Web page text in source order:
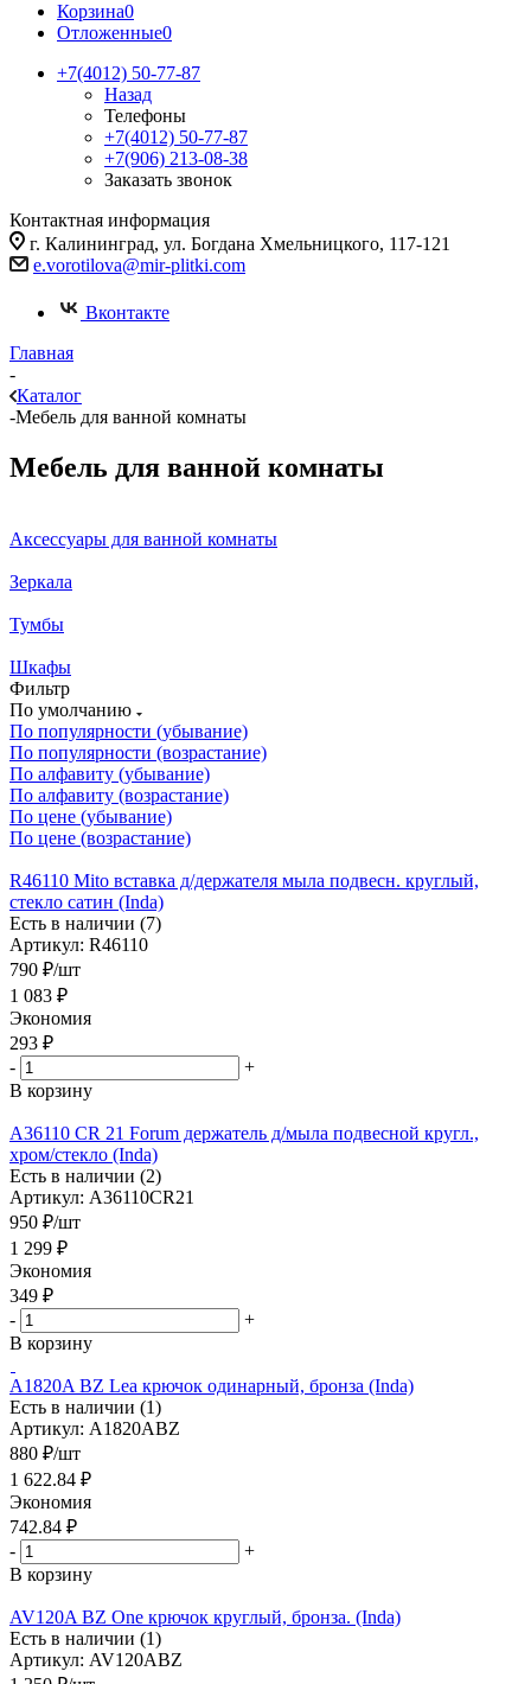
Корзина0
Отложенные0
+7(4012) 50-77-87
Назад
Телефоны
+7(4012) 50-77-87
+7(906) 213-08-38
Заказать звонок
Контактная информация
г. Калининград, ул. Богдана Хмельницкого, 117-121
e.vorotilova@mir-plitki.com
Вконтакте
Главная
-
Каталог
-Мебель для ванной комнаты
Мебель для ванной комнаты
Аксессуары для ванной комнаты
Зеркала
Тумбы
Шкафы
Фильтр
По умолчанию
По популярности (убывание)
По популярности (возрастание)
По алфавиту (убывание)
По алфавиту (возрастание)
По цене (убывание)
По цене (возрастание)
R46110 Mito вставка д/держателя мыла подвесн. круглый,
стекло сатин (Inda)
Есть в наличии (7)
Артикул: R46110
790 ₽/шт
1 083 ₽
Экономия
293 ₽
-
+
В корзину
A36110 CR 21 Forum держатель д/мыла подвесной кругл.,
хром/стекло (Inda)
Есть в наличии (2)
Артикул: A36110CR21
950 ₽/шт
1 299 ₽
Экономия
349 ₽
-
+
В корзину
A1820A BZ Lea крючок одинарный, бронза (Inda)
Есть в наличии (1)
Артикул: A1820ABZ
880 ₽/шт
1 622.84 ₽
Экономия
742.84 ₽
-
+
В корзину
AV120A BZ One крючок круглый, бронза. (Inda)
Есть в наличии (1)
Артикул: AV120ABZ